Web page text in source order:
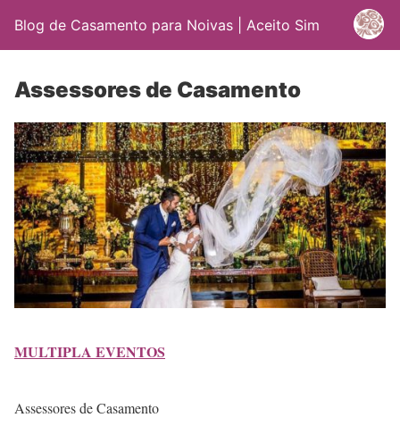
Blog de Casamento para Noivas | Aceito Sim
Assessores de Casamento
MULTIPLA EVENTOS
Assessores de Casamento